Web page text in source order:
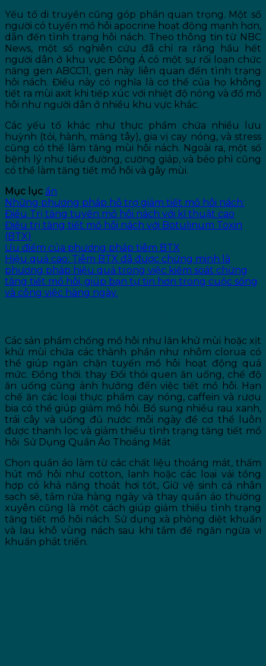
Yếu tố di truyền cũng góp phần quan trọng. Một số
người có tuyến mồ hôi apocrine hoạt động mạnh hơn,
dẫn đến tình trạng hôi nách. Theo thông tin từ NBC
News, một số nghiên cứu đã chỉ ra rằng hầu hết
người dân ở khu vực Đông Á có một sự rối loạn chức
năng gen ABCC11, gen này liên quan đến tình trạng
hôi nách. Điều này có nghĩa là cơ thể của họ không
tiết ra mùi axit khi tiếp xúc với nhiệt độ nóng và đổ mồ
hôi như người dân ở nhiều khu vực khác.
Các yếu tố khác như thực phẩm chứa nhiều lưu
huỳnh (tỏi, hành, măng tây), gia vị cay nóng, và stress
cũng có thể làm tăng mùi hôi nách. Ngoài ra, một số
bệnh lý như tiểu đường, cường giáp, và béo phì cũng
có thể làm tăng tiết mồ hôi và gây mùi.
Mục lục ẩn
Những phương pháp hỗ trợ giảm tiết mồ hôi nách:
Điều Trị tăng tuyến mồ hôi nách với kĩ thuật cao
Điều trị tăng tiết mồ hôi nách với Botulinum Toxin
(BTX)
Ưu điểm của phương pháp tiêm BTX
Hiệu quả cao: Tiêm BTX đã được chứng minh là
phương pháp hiệu quả trong việc kiểm soát chứng
tăng tiết mồ hôi, giúp bạn tự tin hơn trong cuộc sống
và công việc hàng ngày.
Các sản phẩm chống mồ hôi như lăn khử mùi hoặc xịt
khử mùi chứa các thành phần như nhôm clorua có
thể giúp ngăn chặn tuyến mồ hôi hoạt động quá
mức. Đồng thời. thay Đổi thói quen ăn uống, chế độ
ăn uống cũng ảnh hưởng đến việc tiết mồ hôi. Hạn
chế ăn các loại thực phẩm cay nóng, caffein và rượu
bia có thể giúp giảm mồ hôi. Bổ sung nhiều rau xanh,
trái cây và uống đủ nước mỗi ngày để cơ thể luôn
được thanh lọc và giảm thiểu tình trạng tăng tiết mồ
hôi Sử Dụng Quần Áo Thoáng Mát
Chọn quần áo làm từ các chất liệu thoáng mát, thấm
hút mồ hôi như cotton, lanh hoặc các loại vải tổng
hợp có khả năng thoát hơi tốt, Giữ vệ sinh cá nhân
sạch sẽ, tắm rửa hàng ngày và thay quần áo thường
xuyên cũng là một cách giúp giảm thiểu tình trạng
tăng tiết mồ hôi nách. Sử dụng xà phòng diệt khuẩn
và lau khô vùng nách sau khi tắm để ngăn ngừa vi
khuẩn phát triển.